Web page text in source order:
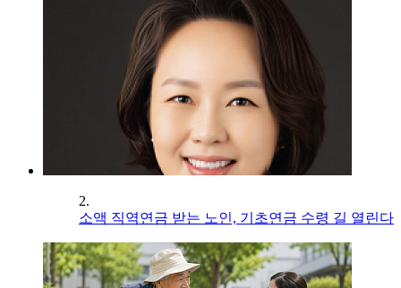
2.
소액 직역연금 받는 노인, 기초연금 수령 길 열린다